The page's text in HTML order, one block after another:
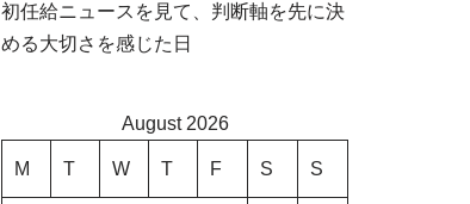
初任給ニュースを見て、判断軸を先に決
める大切さを感じた日
August 2026
M T W T F S S